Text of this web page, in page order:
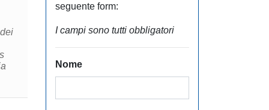
seguente form:
I campi sono tutti obbligatori
Nome